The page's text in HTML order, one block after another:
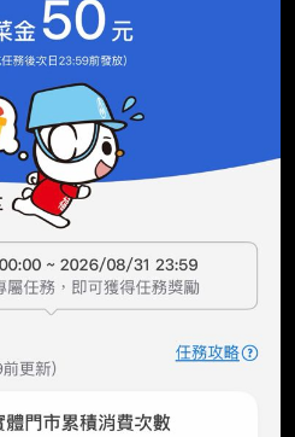
額是可以累計的，不 用一
是消費200元就有50元。
，送100元，每個月不太一
己的pxpay 看看喔，覺得
8bx